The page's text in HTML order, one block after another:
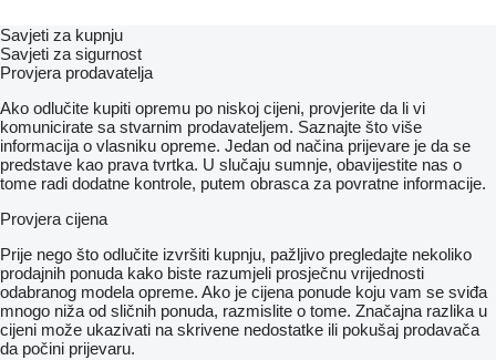
ECO Start-Stopp-Funktion
Fahrlichtassistent
ATTENTION ASSIST
Aktiver Brems-Assistent
Verkehrszeichen-Assistent
Aktiver Spurhalte-Assistent
MOTOR GETRIEBE & FAHRWERK
6-Gang-Schaltgetriebe TSG 380
Basisfahrwerk
AUDIO & KOMMUNIKATION
Kombiinstrument mit Farbdisplay
Kommunikationsmodul (LTE) für digitale Dienste
MBUX Multimediasystem
INTERIEUR
Lordosenstütze Fahrersitz
halbautomatisch geregelt Klimaanlage TEMPMATIC
Holzfußboden
Multifunktionslenkrad
Savjeti za kupnju
Savjeti za sigurnost
Provjera prodavatelja
Ako odlučite kupiti opremu po niskoj cijeni, provjerite da li vi
komunicirate sa stvarnim prodavateljem. Saznajte što više
informacija o vlasniku opreme. Jedan od načina prijevare je da se
predstave kao prava tvrtka. U slučaju sumnje, obavijestite nas o
tome radi dodatne kontrole, putem obrasca za povratne informacije.
Provjera cijena
Prije nego što odlučite izvršiti kupnju, pažljivo pregledajte nekoliko
prodajnih ponuda kako biste razumjeli prosječnu vrijednosti
odabranog modela opreme. Ako je cijena ponude koju vam se sviđa
mnogo niža od sličnih ponuda, razmislite o tome. Značajna razlika u
cijeni može ukazivati ​​na skrivene nedostatke ili pokušaj prodavača
da počini prijevaru.